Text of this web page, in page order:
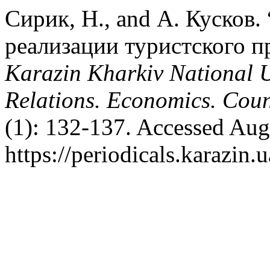
Сирик, Н., and А. Кусков.
реализации туристского
Karazin Kharkiv National
Relations. Economics.
(1): 132-137. Accessed
https://